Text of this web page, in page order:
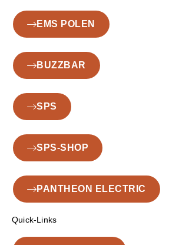
EMS POLEN
BUZZBAR
SPS
SPS-SHOP
PANTHEON ELECTRIC
Quick-Links